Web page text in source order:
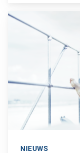
GA NAAR
NIEUWS